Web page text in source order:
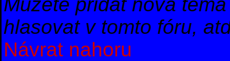
hlasovat v tomto fóru,
Návrat nahoru